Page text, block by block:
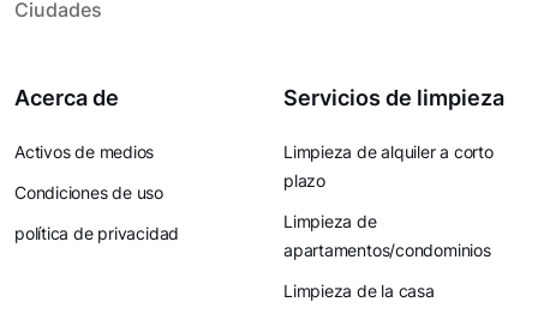
Ciudades
Acerca de
Activos de medios
Condiciones de uso
política de privacidad
Servicios de limpieza
Limpieza de alquiler a corto
plazo
Limpieza de
apartamentos/condominios
Limpieza de la casa